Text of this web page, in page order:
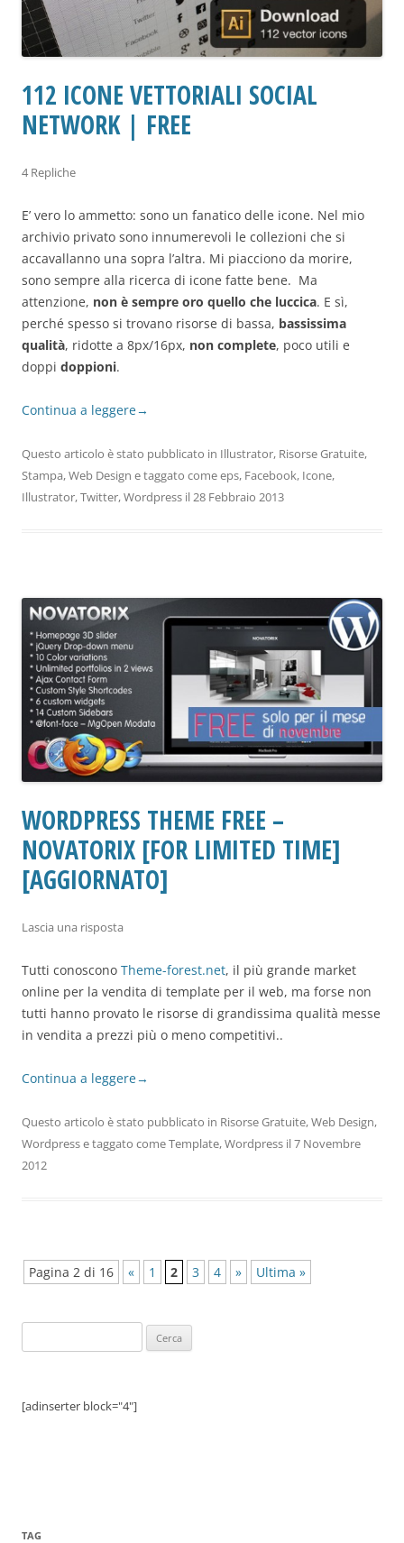
112 ICONE VETTORIALI SOCIAL
NETWORK | FREE
4 Repliche
E’ vero lo ammetto: sono un fanatico delle icone. Nel mio
archivio privato sono innumerevoli le collezioni che si
accavallanno una sopra l’altra. Mi piacciono da morire,
sono sempre alla ricerca di icone fatte bene. Ma
attenzione, non è sempre oro quello che luccica. E sì,
perché spesso si trovano risorse di bassa, bassissima
qualità, ridotte a 8px/16px, non complete, poco utili e
doppi doppioni.
Continua a leggere→
Questo articolo è stato pubblicato in Illustrator, Risorse Gratuite,
Stampa,Web Design e taggato comeeps, Facebook, Icone,
Illustrator,Twitter,Wordpress il28 Febbraio 2013
WORDPRESS THEME FREE –
NOVATORIX [FOR LIMITED TIME]
[AGGIORNATO]
Lascia una risposta
Tutti conoscono Theme-forest.net, il più grande market
online per la vendita di template per il web, ma forse non
tutti hanno provato le risorse di grandissima qualità messe
in vendita a prezzi più o meno competitivi..
Continua a leggere→
Questo articolo è stato pubblicato in Risorse Gratuite,Web Design,
Wordpresse taggato comeTemplate,Wordpress il7 Novembre
2012
Pagina 2 di 16 « 1 2 3 4 » Ultima »
per:
[adinserter block="4"]
TAG